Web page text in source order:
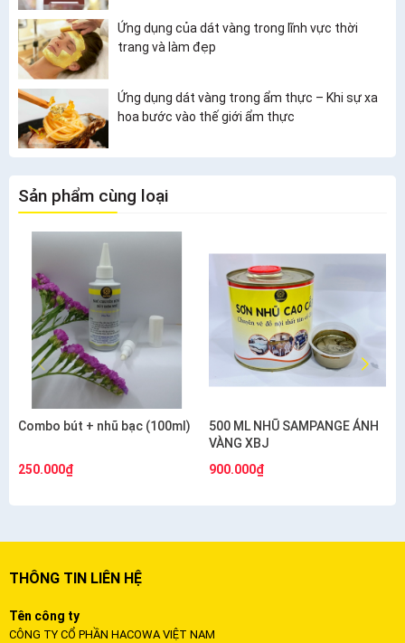
Ứng dụng của dát vàng trong lĩnh vực thời
trang và làm đẹp
Ứng dụng dát vàng trong ẩm thực – Khi sự xa
hoa bước vào thế giới ẩm thực
Sản phẩm cùng loại
Combo bút + nhũ bạc (100ml)
250.000₫
500 ML NHŨ SAMPANGE ÁNH
VÀNG XBJ
900.000₫
THÔNG TIN LIÊN HỆ
Tên công ty
CÔNG TY CỔ PHẦN HACOWA VIỆT NAM